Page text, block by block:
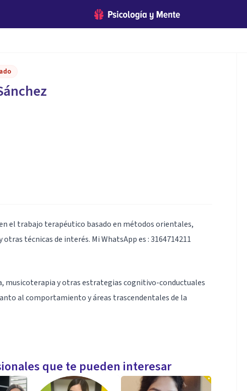
el trabajo terapéutico basado en métodos orientales,
técnicas de interés. Mi WhatsApp es : 3164714211
musicoterapia y otras estrategias cognitivo-conductuales
al comportamiento y áreas trascendentales de la
que te pueden interesar